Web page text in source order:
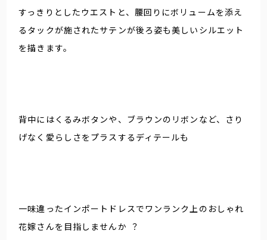
すっきりとしたウエストと、腰回りにボリュームを添え
るタックが施されたサテンが後ろ姿も美しいシルエット
を描きます。
背中にはくるみボタンや、ブラウンのリボンなど、さり
げなく愛らしさをプラスするディテールも
一味違ったインポートドレスでワンランク上のおしゃれ
花嫁さんを目指しませんか ？